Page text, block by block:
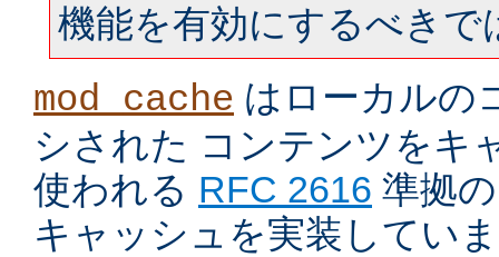
機能を有効にするべきで
mod_cache はローカルの
シされた コンテンツをキ
使われる RFC 2616 準拠
キャッシュを実装してい